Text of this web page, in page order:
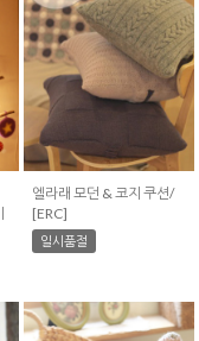
엘라래 모던 & 코지 쿠션/
[ERC]
일시품절